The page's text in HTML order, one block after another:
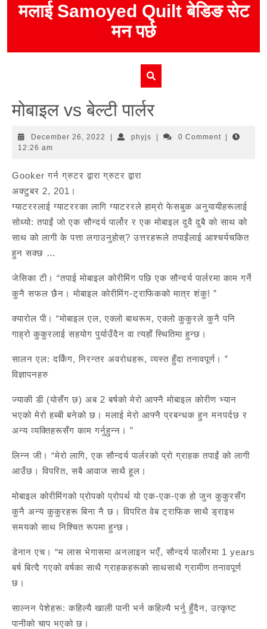
मलाई Samoyed Quilt बेडिङ सेट
मन पर्छ
मोबाइल vs बेल्टी पार्लर
December 26, 2022 December
phyjsphyjs 0 Comment
12:26 am
Gooker गर्न ग्रुटर द्वारा ग्रुटर द्वारा
अक्टुबर 2, 201।
ग्याटररलाई ग्याटररका लागि ग्याटररले हाम्रो फेसबुक अनुयायीहरूलाई
सोध्यो: तपाईं जो एक सौन्दर्य पार्लोर र एक मोबाइल दुवै दुबै को साथ को
साथ को लागी के पत्ता लगाउनुहोस्? उत्तरहरूले तपाईंलाई आश्चर्यचकित
हुन सक्छ …
जेसिका टी। “तपाई मोबाइल कोरीमिंग पछि एक सौन्दर्य पार्लरमा काम गर्ने
कुनै सफल छैन। मोबाइल कोरीमिंग-ट्राफिकको मात्र शंकु! ”
क्यारोल पी। “मोबाइल एल, एक्लो बाथरूम, एक्लो कुकुरले कुनै पनि
गाह्रो कुकुरलाई सहयोग पुर्याउँदैन वा त्यहाँ स्थितिमा हुन्छ।
सालन एल: दर्किंग, निरन्तर अवरोधहरू, व्यस्त हुँदा तनावपूर्ण। ”
विज्ञापनहरु
ज्याकी डी (योसँग छ) अब 2 बर्षको मेरो आफ्नै मोबाइल कोरीण भ्यान
भएको मेरो हब्बी बनेको छ। मलाई मेरो आफ्नै प्रबन्धक हुन मनपर्दछ र
अन्य व्यक्तिहरूसँग काम गर्नुहुन्न। ”
लिन्न जी। “मेरो लागि, एक सौन्दर्य पार्लरको प्रो ग्राहक तपाईं को लागी
आउँछ। विपरित, सबै आवाज साथै हूल।
मोबाइल कोरीमिंगको प्रोपको प्रोपर्थ यो एक-एक-एक हो जुन कुकुरसँग
कुनै अन्य कुकुरहरू बिना नै छ। विपरित वेब ट्राफिक साथै ड्राइभ
समयको साथ निश्चित रूपमा हुन्छ।
डेनान एच। “म लास भेगासमा अनलाइन भएँ, सौन्दर्य पार्लोरमा 1 years
बर्ष बित्दै गएको वर्षका साथै ग्राहकहरूको साथसाथै ग्रामीण तनावपूर्ण
छ।
साल्नन पेशेहरू: कहिल्यै खाली पानी भर्न कहिल्यै भर्नु हुँदैन, उत्कृष्ट
पानीको चाप भएको छ।